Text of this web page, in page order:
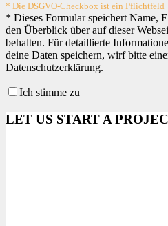
* Die DSGVO-Checkbox ist ein Pflichtfeld
* Dieses Formular speichert Name,
den Überblick über auf dieser
behalten. Für detaillierte
deine Daten speichern, wirf bitte
Datenschutzerklärung.
Ich stimme zu
LET US START A